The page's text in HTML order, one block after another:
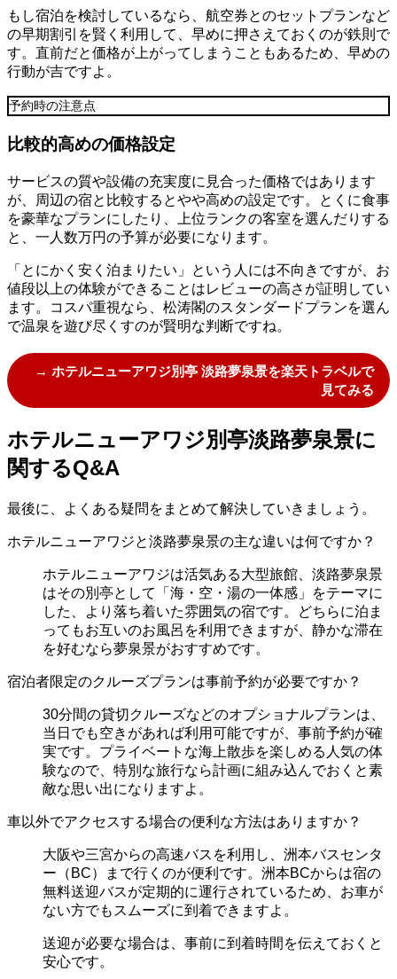
もし宿泊を検討しているなら、航空券とのセットプランなど
の早期割引を賢く利用して、早めに押さえておくのが鉄則で
す。直前だと価格が上がってしまうこともあるため、早めの
行動が吉ですよ。
予約時の注意点
比較的高めの価格設定
サービスの質や設備の充実度に見合った価格ではあります
が、周辺の宿と比較するとやや高めの設定です。とくに食事
を豪華なプランにしたり、上位ランクの客室を選んだりする
と、一人数万円の予算が必要になります。
「とにかく安く泊まりたい」という人には不向きですが、お
値段以上の体験ができることはレビューの高さが証明してい
ます。コスパ重視なら、松涛閣のスタンダードプランを選ん
で温泉を遊び尽くすのが賢明な判断ですね。
→ ホテルニューアワジ別亭 淡路夢泉景を楽天トラベルで
見てみる
ホテルニューアワジ別亭淡路夢泉景に
関するQ&A
最後に、よくある疑問をまとめて解決していきましょう。
ホテルニューアワジと淡路夢泉景の主な違いは何ですか？
ホテルニューアワジは活気ある大型旅館、淡路夢泉景
はその別亭として「海・空・湯の一体感」をテーマに
した、より落ち着いた雰囲気の宿です。どちらに泊ま
ってもお互いのお風呂を利用できますが、静かな滞在
を好むなら夢泉景がおすすめです。
宿泊者限定のクルーズプランは事前予約が必要ですか？
30分間の貸切クルーズなどのオプショナルプランは、
当日でも空きがあれば利用可能ですが、事前予約が確
実です。プライベートな海上散歩を楽しめる人気の体
験なので、特別な旅行なら計画に組み込んでおくと素
敵な思い出になりますよ。
車以外でアクセスする場合の便利な方法はありますか？
大阪や三宮からの高速バスを利用し、洲本バスセンタ
ー（BC）まで行くのが便利です。洲本BCからは宿の
無料送迎バスが定期的に運行されているため、お車が
ない方でもスムーズに到着できますよ。
送迎が必要な場合は、事前に到着時間を伝えておくと
安心です。